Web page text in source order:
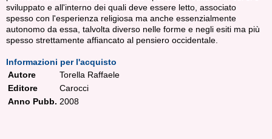
sviluppato e all'interno dei quali deve essere letto, associato
spesso con l'esperienza religiosa ma anche essenzialmente
autonomo da essa, talvolta diverso nelle forme e negli esiti ma più
spesso strettamente affiancato al pensiero occidentale.
Informazioni per l'acquisto
Autore
Torella Raffaele
Editore
Carocci
Anno Pubb. 2008